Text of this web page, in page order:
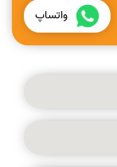
واتساپ